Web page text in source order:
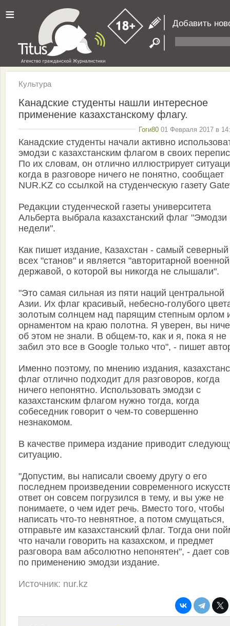
≡ Добавить
Культура
Канадские студенты нашли интересное
применение казахстанскому флагу.
Гоги80 01 Февраля 2017 в
Канадские студенты начали активно
эмодзи с казахстанским флагом в своих
По их словам, он отлично иллюстрирует
когда в разговоре ничего не понятно, сообщает
NUR.KZ со ссылкой на студенческую газету
Редакции студенческой газеты университета
Альберта выбрала казахстанский флаг "Эмодзи
недели".
Как пишет издание, Казахстан - самый северный
всех "станов" и является "авторитарной военной
державой, о которой вы никогда не слышали".
"Это самая сильная из пяти наций центральной
Азии. Их флаг красивый, небесно-голубого
золотым солнцем над парящим степным орлом
орнаментом на краю полотна. Я уверен, вы
об этом не знали. В общем-то, как и я, пока я не
забил это все в Google только что", - пишет
Именно поэтому, по мнению издания,
флаг отлично подходит для разговоров, когда
ничего непонятно. Использовать эмодзи с
казахстанским флагом нужно тогда, когда
собеседник говорит о чем-то совершенно
незнакомом.
В качестве примера издание приводит
ситуацию.
"Допустим, вы написали своему другу о его
последнем произведении современного
ответ он совсем погрузился в тему, и вы уже не
понимаете, о чем идет речь. Вместо того, чтобы
написать что-то невнятное, а потом смущаться,
отправьте им казахстанский флаг. Тогда они
что начали говорить на казахском, и предмет
разговора вам абсолютно непонятен", - дает
по применению эмодзи издание.
Источник: nur.kz